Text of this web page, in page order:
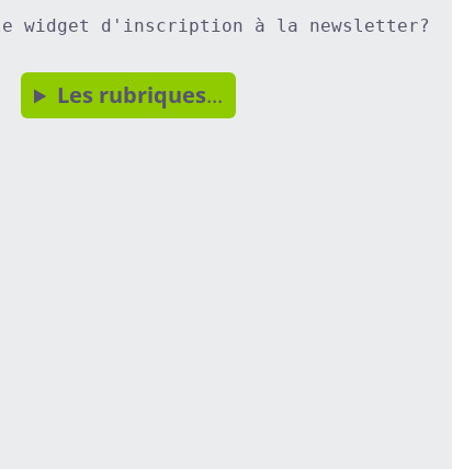
le widget d'inscription à la newsletter?
Les rubriques...